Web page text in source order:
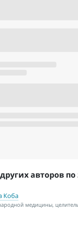
авторов по
Коба
медицины,